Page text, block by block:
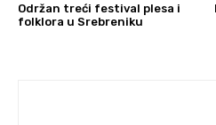
Održan treći festival plesa i
folklora u Srebreniku